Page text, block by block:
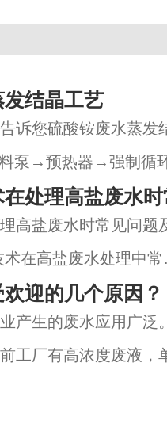
结晶工艺
诉您硫酸铵废水蒸发
泵→预热器→强制循
器）→出料泵→盐浆
行热交换，然后进入
处理高盐废水
高盐废水时常见问题
在高盐废水处理中常
在蒸发结晶行业处理
，例如：蒸发器、预
度大，运行
迎的几个原因？
产生的废水应用广泛
工厂有高浓度废液，
器。例如，低温蒸发